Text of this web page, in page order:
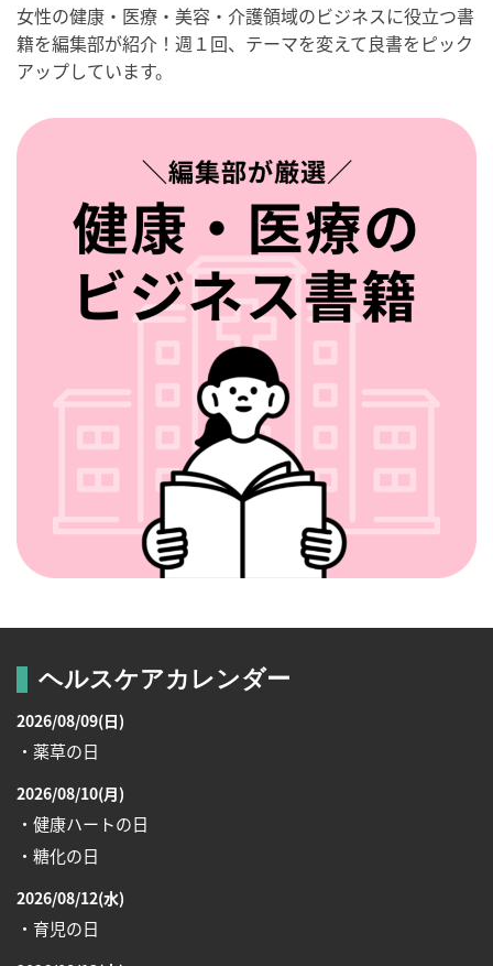
女性の健康・医療・美容・介護領域のビジネスに役立つ書
籍を編集部が紹介！週１回、テーマを変えて良書をピック
アップしています。
ヘルスケアカレンダー
2026/08/09(日)
・薬草の日
2026/08/10(月)
・健康ハートの日
・糖化の日
2026/08/12(水)
・育児の日